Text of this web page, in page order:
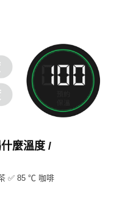
麼溫度 /
✅ 85 ℃ 咖啡